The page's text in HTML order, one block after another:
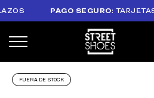
PAGO SEGURO: TARJETAS
FUERA DE STOCK